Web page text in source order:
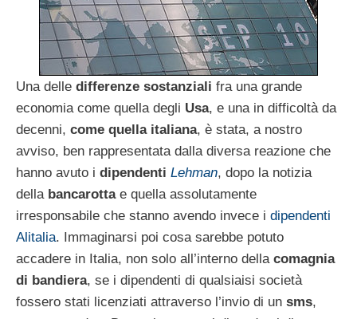
Una delle differenze sostanziali fra una grande
economia come quella degli Usa, e una in difficoltà da
decenni, come quella italiana, è stata, a nostro
avviso, ben rappresentata dalla diversa reazione che
hanno avuto i dipendenti Lehman, dopo la notizia
della bancarotta e quella assolutamente
irresponsabile che stanno avendo invece i dipendenti
Alitalia. Immaginarsi poi cosa sarebbe potuto
accadere in Italia, non solo all’interno della comagnia
di bandiera, se i dipendenti di qualsiaisi società
fossero stati licenziati attraverso l’invio di un sms,